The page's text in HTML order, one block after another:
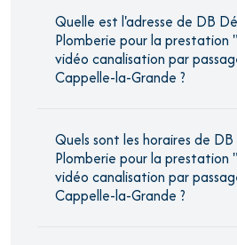
Quelle est l'adresse de DB
Plomberie pour la prestation
vidéo canalisation par
Cappelle-la-Grande ?
Quels sont les horaires de
Plomberie pour la prestation
vidéo canalisation par
Cappelle-la-Grande ?